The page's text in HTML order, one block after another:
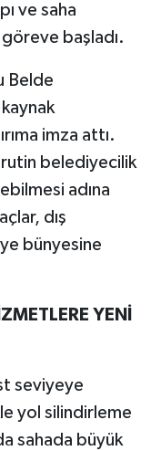
ve saha
göreve başladı.
Belde
imza attı.
rutin belediyecilik
adına
dış
bünyesine
YENİ
seviyeye
yol silindirleme
sahada büyük